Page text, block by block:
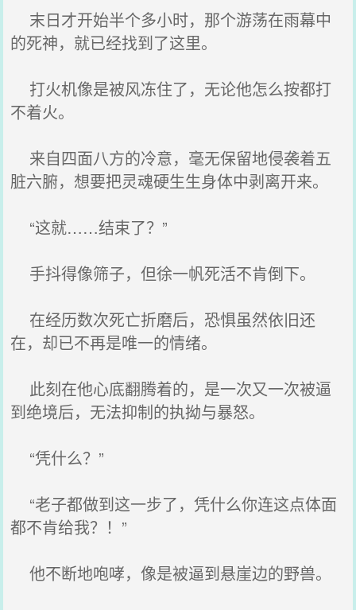
末日才开始半个多小时，那个游荡在雨幕中
的死神，就已经找到了这里。
打火机像是被风冻住了，无论他怎么按都打
不着火。
来自四面八方的冷意，毫无保留地侵袭着五
脏六腑，想要把灵魂硬生生身体中剥离开来。
“这就……结束了？”
手抖得像筛子，但徐一帆死活不肯倒下。
在经历数次死亡折磨后，恐惧虽然依旧还
在，却已不再是唯一的情绪。
此刻在他心底翻腾着的，是一次又一次被逼
到绝境后，无法抑制的执拗与暴怒。
“凭什么？”
“老子都做到这一步了，凭什么你连这点体面
都不肯给我？！”
他不断地咆哮，像是被逼到悬崖边的野兽。